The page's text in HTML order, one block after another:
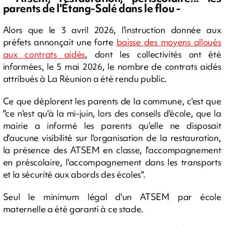
parents de l'Étang-Salé dans le flou -
Alors que le 3 avril 2026, l'instruction donnée aux
préfets annonçait une forte baisse des moyens alloués
aux contrats aidés, dont les collectivités ont été
informées, le 5 mai 2026, le nombre de contrats aidés
attribués à La Réunion a été rendu public.
Ce que déplorent les parents de la commune, c'est que
"ce n'est qu'à la mi-juin, lors des conseils d'école, que la
mairie a informé les parents qu'elle ne disposait
d'aucune visibilité sur l'organisation de la restauration,
la présence des ATSEM en classe, l'accompagnement
en préscolaire, l'accompagnement dans les transports
et la sécurité aux abords des écoles".
Seul le minimum légal d'un ATSEM par école
maternelle a été garanti à ce stade.